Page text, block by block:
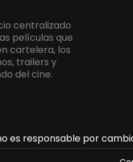
centralizado
películas que
cartelera, los
trailers y
del cine.
es responsable por